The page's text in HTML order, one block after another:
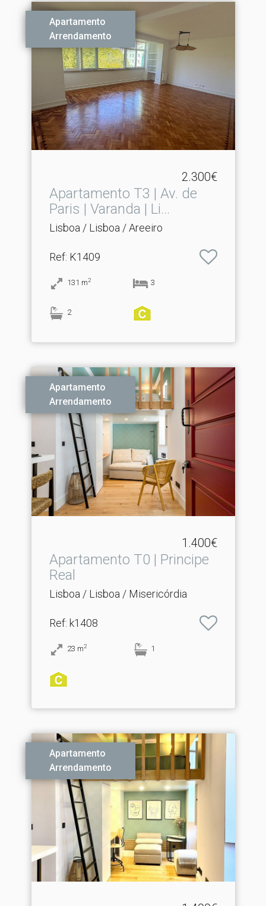
Apartamento
Arrendamento
2.300€
Apartamento T3 | Av.​ de
Paris | Varanda | Li...
Lisboa / Lisboa / Areeiro
Ref: K1409
131 m2 3
2
Apartamento
Arrendamento
1.400€
Apartamento T0 | Principe
Real
Lisboa / Lisboa / Misericórdia
Ref: k1408
23 m2 1
Apartamento
Arrendamento